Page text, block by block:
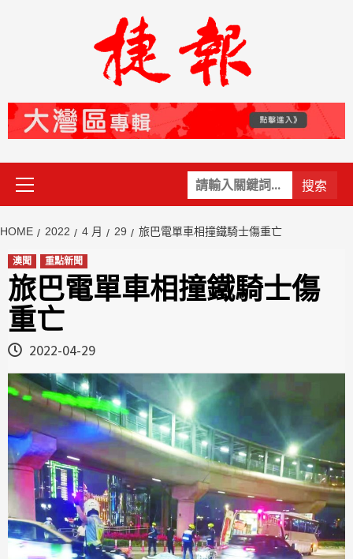
關
鍵
Primary
Menu
HOME 2022 4 月 29 旅巴電單車相撞鐵騎士傷重亡
澳聞 重點新聞
旅巴電單車相撞鐵騎士傷
重亡
2022-04-29